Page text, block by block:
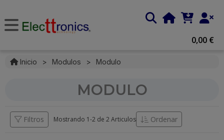
0,00 €
Inicio > Modulos > Modulo
MODULO
Filtros Mostrando 1-2 de 2 Articulos Ordenar